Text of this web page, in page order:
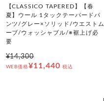
【CLASSICO TAPERED】【春
夏】ウール 1タックテーパードパ
ンツ/グレー×ソリッド/ウエストム
ーブ/ウォッシャブル/※裾上げ必
要
¥14,300
WEB価格¥11,440 税込